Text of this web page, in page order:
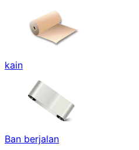
kain
Ban berjalan